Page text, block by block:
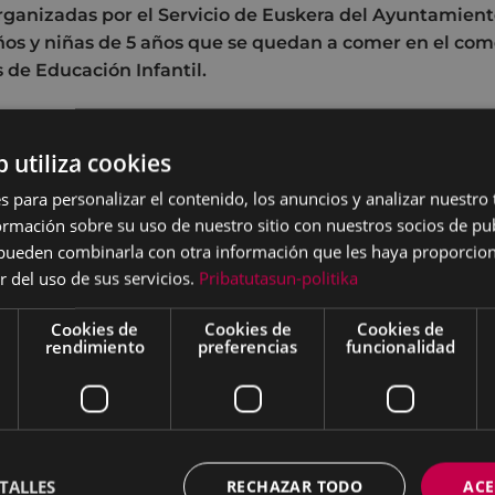
por el Servicio de Euskera del
y niñas de 5 años que se quedan a comer en el
de Educación Infantil.
los comedores y a los niños y niñas de 5 años que se
Educación Infantil de Eibar los juegos y canciones
en la colección "Jira bueltan". Un total de 200
entre las 12:15 y 14:00 horas, durante el horario de
se impartirán dos sesiones de 45 minutos para aprender
un doble objetivo: por un lado, fomentar el uso del
espacios informales de los centros educativos (patio,
las canciones y juegos recogidos a nuestras
recogidos en el Plan Estratégico del Euskera.
utiliza cookies
para personalizar el contenido, los anuncios y analizar nuestro
sobre su uso de nuestro sitio con nuestros socios de
combinarla con otra información que les haya
del uso de sus servicios. Pribatutasun-politika
Cookies de
rendimiento
Cookies de
preferencias
Cookies de
funcionalidad
RECHAZAR TODO